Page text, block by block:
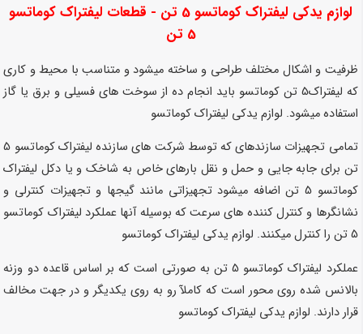
لوازم یدکی لیفتراک کوماتسو 5 تن - قطعات لیفتراک کوماتسو
5 تن
ظرفیت و اشکال مختلف طراحی و ساخته میشود و متناسب با محیط و کاری
که لیفتراک5 تن کوماتسو باید انجام ده از سوخت های فسیلی و برق یا گاز
استفاده میشود. لوازم یدکی لیفتراک کوماتسو
تمامی تجهیزات سازندهای که توسط شرکت های سازنده لیفتراک کوماتسو 5
تن برای جابه جایی و حمل و نقل بارهای خاص به شاخک و یا دکل لیفتراک
کوماتسو 5 تن اضافه میشود تجهیزاتی مانند گیجها و تجهیزات کنترلی و
نشانگرها و کنترل کننده های سرعت که بوسیله آنها عملکرد لیفتراک کوماتسو
5 تن را کنترل میکنند.
لوازم یدکی لیفتراک کوماتسو
عملکرد لیفتراک کوماتسو 5 تن به صورتی است که بر اساس قاعده دو وزنه
بالانس شده روی محور است که کاملآ رو به روی یکدیگر و در جهت مخالف
قرار دارند. لوازم یدکی لیفتراک کوماتسو